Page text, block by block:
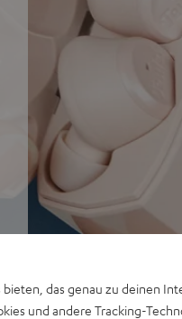
das genau zu deinen
und andere Tracking-